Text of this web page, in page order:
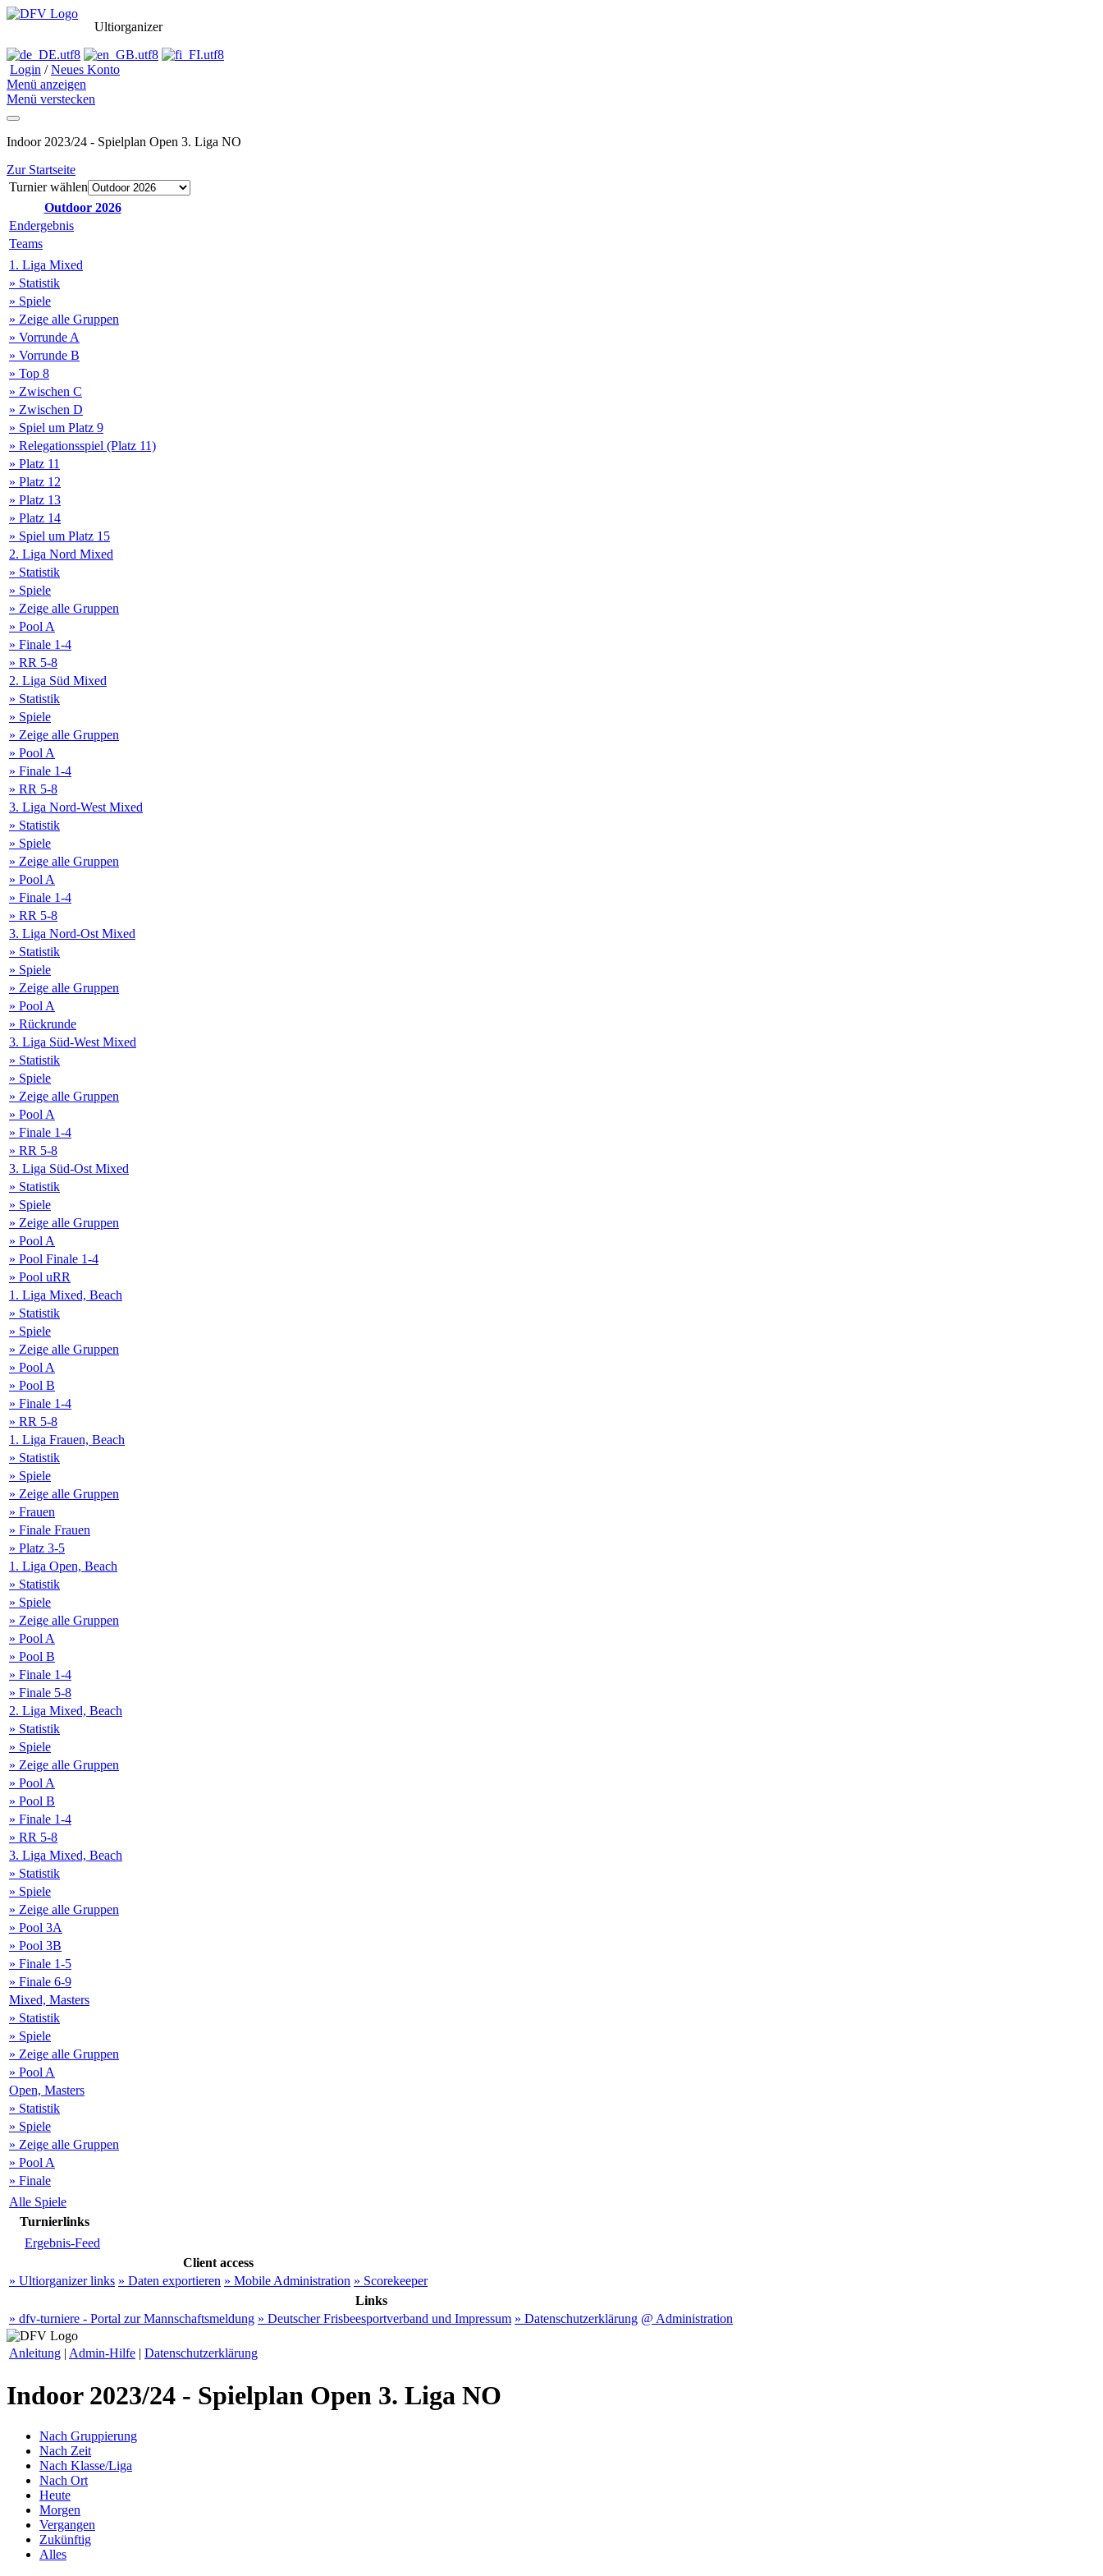
Ultiorganizer
Login /Neues Konto
Menü anzeigen
Menü verstecken
Indoor 2023/24 - Spielplan Open 3. Liga NO
Zur Startseite
Turnier wählen
Outdoor 2026
Endergebnis
Teams
1. Liga Mixed
» Statistik
» Spiele
» Zeige alle Gruppen
» Vorrunde A
» Vorrunde B
» Top 8
» Zwischen C
» Zwischen D
» Spiel um Platz 9
» Relegationsspiel (Platz 11)
» Platz 11
» Platz 12
» Platz 13
» Platz 14
» Spiel um Platz 15
2. Liga Nord Mixed
» Statistik
» Spiele
» Zeige alle Gruppen
» Pool A
» Finale 1-4
» RR 5-8
2. Liga Süd Mixed
» Statistik
» Spiele
» Zeige alle Gruppen
» Pool A
» Finale 1-4
» RR 5-8
3. Liga Nord-West Mixed
» Statistik
» Spiele
» Zeige alle Gruppen
» Pool A
» Finale 1-4
» RR 5-8
3. Liga Nord-Ost Mixed
» Statistik
» Spiele
» Zeige alle Gruppen
» Pool A
» Rückrunde
3. Liga Süd-West Mixed
» Statistik
» Spiele
» Zeige alle Gruppen
» Pool A
» Finale 1-4
» RR 5-8
3. Liga Süd-Ost Mixed
» Statistik
» Spiele
» Zeige alle Gruppen
» Pool A
» Pool Finale 1-4
» Pool uRR
1. Liga Mixed, Beach
» Statistik
» Spiele
» Zeige alle Gruppen
» Pool A
» Pool B
» Finale 1-4
» RR 5-8
1. Liga Frauen, Beach
» Statistik
» Spiele
» Zeige alle Gruppen
» Frauen
» Finale Frauen
» Platz 3-5
1. Liga Open, Beach
» Statistik
» Spiele
» Zeige alle Gruppen
» Pool A
» Pool B
» Finale 1-4
» Finale 5-8
2. Liga Mixed, Beach
» Statistik
» Spiele
» Zeige alle Gruppen
» Pool A
» Pool B
» Finale 1-4
» RR 5-8
3. Liga Mixed, Beach
» Statistik
» Spiele
» Zeige alle Gruppen
» Pool 3A
» Pool 3B
» Finale 1-5
» Finale 6-9
Mixed, Masters
» Statistik
» Spiele
» Zeige alle Gruppen
» Pool A
Open, Masters
» Statistik
» Spiele
» Zeige alle Gruppen
» Pool A
» Finale
Alle Spiele
Turnierlinks
Ergebnis-Feed
Client access
» Ultiorganizer links » Daten exportieren » Mobile Administration » Scorekeeper
Links
» dfv-turniere - Portal zur Mannschaftsmeldung » Deutscher Frisbeesportverband und Impressum » Datenschutzerklärung @ Administration
Anleitung | Admin-Hilfe | Datenschutzerklärung
Indoor 2023/24 - Spielplan Open 3. Liga NO
Nach Gruppierung
Nach Zeit
Nach Klasse/Liga
Nach Ort
Heute
Morgen
Vergangen
Zukünftig
Alles